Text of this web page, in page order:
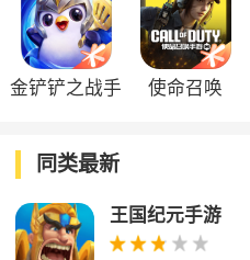
金铲铲之战手
使命召唤
同类最新
王国纪元手游